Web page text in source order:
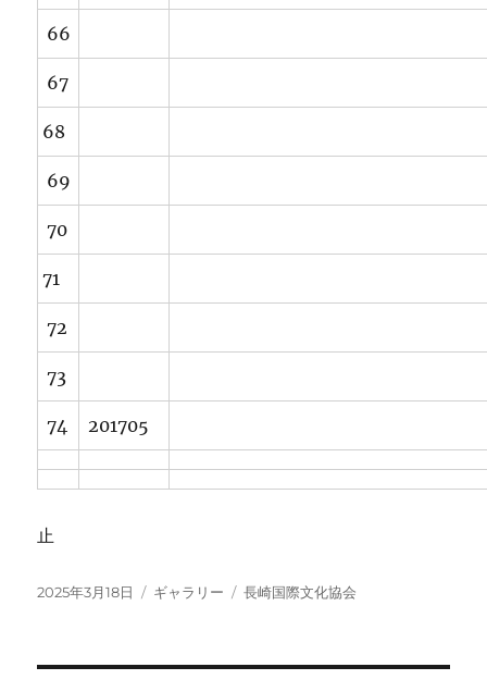
66
67
68
69
70
71
72
73
74 201705
止
投
2025年3月18日
フ
ギャラリー
カ
長崎国際文化協会